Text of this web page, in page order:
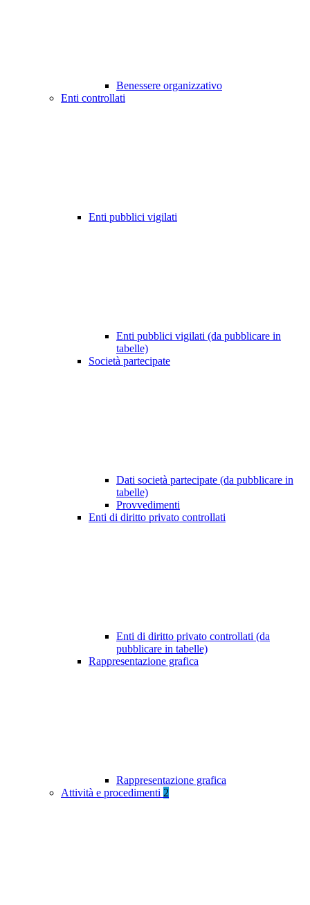
Benessere organizzativo
Enti controllati
Enti pubblici vigilati
Enti pubblici vigilati (da pubblicare in
tabelle)
Società partecipate
Dati società partecipate (da pubblicare in
tabelle)
Provvedimenti
Enti di diritto privato controllati
Enti di diritto privato controllati (da
pubblicare in tabelle)
Rappresentazione grafica
Rappresentazione grafica
Attività e procedimenti 2